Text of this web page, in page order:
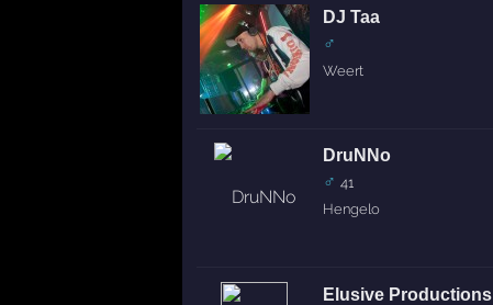
DJ Taa
♂
Weert
DruNNo
♂ 41
Hengelo
Elusive Productions